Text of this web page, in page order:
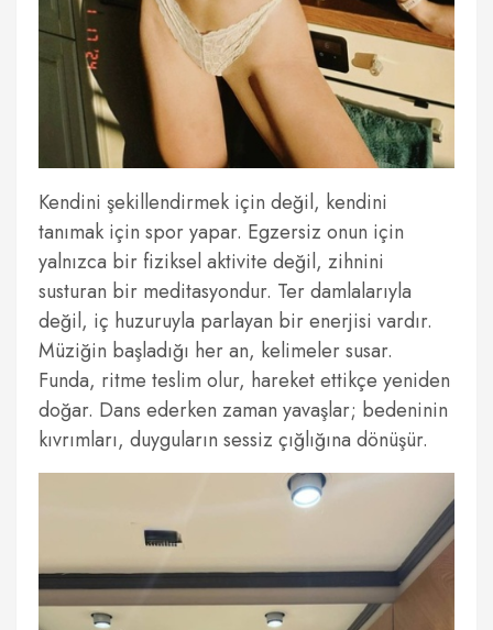
Kendini şekillendirmek için değil, kendini
tanımak için spor yapar. Egzersiz onun için
yalnızca bir fiziksel aktivite değil, zihnini
susturan bir meditasyondur. Ter damlalarıyla
değil, iç huzuruyla parlayan bir enerjisi vardır.
Müziğin başladığı her an, kelimeler susar.
Funda, ritme teslim olur, hareket ettikçe yeniden
doğar. Dans ederken zaman yavaşlar; bedeninin
kıvrımları, duyguların sessiz çığlığına dönüşür.